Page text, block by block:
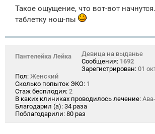
Такое ощущение, что вот-вот
таблетку нош-пы
Пантелейка Лейка
Девица на выданье
Сообщения: 1692
Зарегистрирован: 01
Пол: Женский
Сколько попыток ЭКО: 1
Стаж бесплодия: 2
В каких клиниках проводилось лечение:
Благодарил (а): 34 раза
Поблагодарили: 80 раз